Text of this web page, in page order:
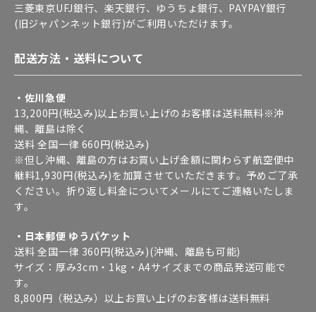
三菱東京UFJ銀行、楽天銀行、ゆうちょ銀行、PAYPAY銀行
(旧ジャパンネット銀行)がご利用いただけます。
配送方法・送料について
・佐川急便
13,200円(税込み)以上お買い上げのお客様は送料無料※沖
縄、離島は除く
送料 全国一律 660円(税込み)
※但し沖縄、離島の方はお買い上げ金額に関わらず航空便中
継料1,930円(税込み)を加算させていただきます。予めご了承
ください。折り返し料金についてメールにてご連絡いたしま
す。
・日本郵便 ゆうパケット
送料 全国一律 360円(税込み)(沖縄、離島も可能)
サイズ：厚み3cm・1kg・A4サイズまでの商品発送可能で
す。
8,800円（税込み）以上お買い上げのお客様は送料無料